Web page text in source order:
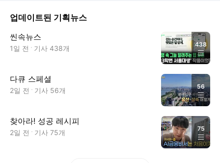
업데이트된 기획뉴스
씬속뉴스
1일 전 기사 438개 438
다큐 스페셜
2일 전 기사 56개 56
찾아라! 성공 레시피
2일 전 기사 75개 75